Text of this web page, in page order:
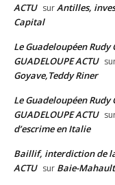
ACTU surAntilles,
Capital
Le Guadeloupéen
GUADELOUPE ACTU
Goyave,Teddy Riner
Le Guadeloupéen
GUADELOUPE ACTU
d’escrime en Italie
Baillif, interdiction de la
ACTU sur Baie-